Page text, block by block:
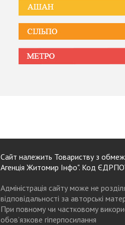
Сайт належить Товариству з
Агенція Житомир Інфо". Код
Адміністрація сайту може не
відповідальності за авторські
При повному чи частковому
обов’язкове гіперпосилання